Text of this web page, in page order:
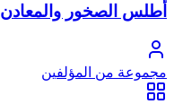
أطلس الصخور والمعادن
مجموعة من المؤلفين